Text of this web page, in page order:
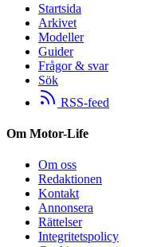
Startsida
Arkivet
Modeller
Guider
Frågor & svar
Sök
RSS-feed
Om Motor-Life
Om oss
Redaktionen
Kontakt
Annonsera
Rättelser
Integritetspolicy